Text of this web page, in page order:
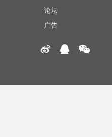
论坛
广告